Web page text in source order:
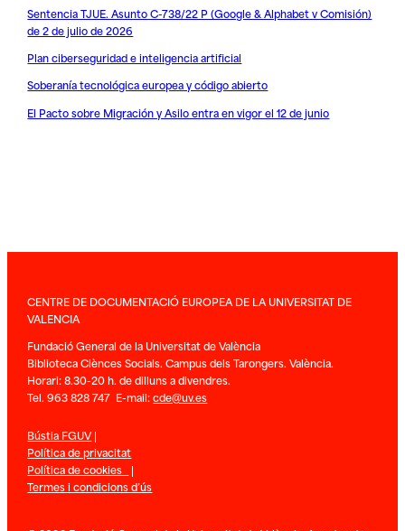
Sentencia TJUE. Asunto C-738/22 P (Google & Alphabet v Comisión)
de 2 de julio de 2026
Plan ciberseguridad e inteligencia artificial
Soberanía tecnológica europea y código abierto
El Pacto sobre Migración y Asilo entra en vigor el 12 de junio
CENTRE DE DOCUMENTACIÓ EUROPEA DE LA UNIVERSITAT DE
VALENCIA
Fundació General de la Universitat de València
Biblioteca Ciènces Socials. Campus dels Tarongers. València.
Horari: 8.30-20 h. de dilluns a divendres.
Tel. 963 828 747 E-mail:cde@uv.es
Bústia FGUV|
Política de privacitat
Política de cookies |
Termes i condicions d’ús